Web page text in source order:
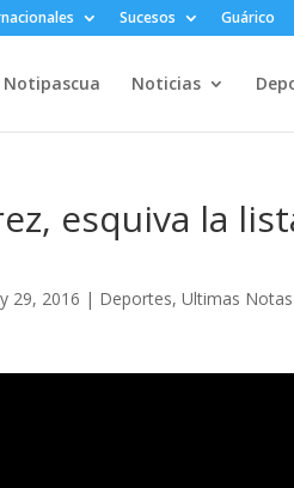
Sucesos Guárico
Notipascua Noticias
esquiva la
29, 2016 | Deportes,Ultimas Notas